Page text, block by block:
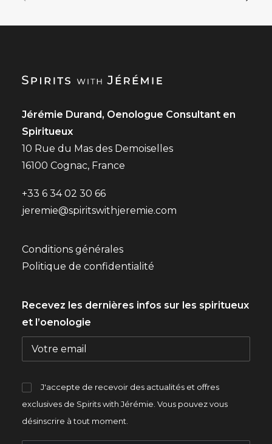
Jérémie Durand, Oenologue Consultant en
Spiritueux
10 Rue du Mas des Demoiselles
16100 Cognac, France
+33 6 34 02 30 66
jeremie@spiritswithjeremie.com
Conditions générales
Politique de confidentialité
Recevez les dernières infos sur les spiritueux
et l’oenologie
J'accepte de recevoir des actualités et offres
exclusives de Spirits with Jérémie. Vous pouvez vous
désinscrire à tout moment.